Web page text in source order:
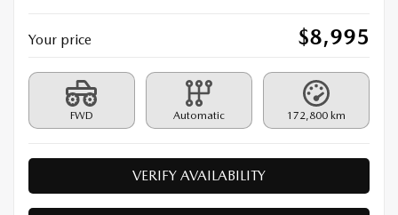
Your price $8,995
FWD Automatic 172,800 km
VERIFY AVAILABILITY